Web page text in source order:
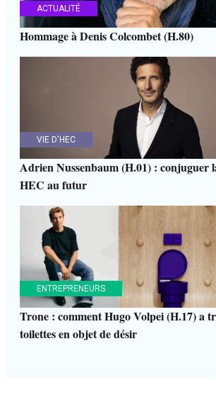
ACTUALITÉ
Hommage à Denis Colcombet (H.80)
VIE D'HEC
Adrien Nussenbaum (H.01) : conjuguer
HEC au futur
ENTREPRENEURS
Trone : comment Hugo Volpei (H.17) a
toilettes en objet de désir